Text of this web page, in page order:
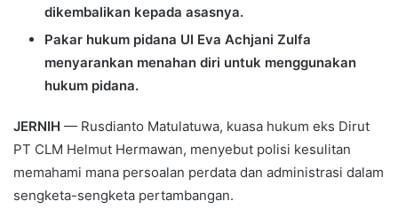
dikembalikan kepada asasnya.
Pakar hukum pidana UI Eva Achjani Zulfa
menyarankan menahan diri untuk menggunakan
hukum pidana.
JERNIH — Rusdianto Matulatuwa, kuasa hukum eks Dirut
PT CLM Helmut Hermawan, menyebut polisi kesulitan
memahami mana persoalan perdata dan administrasi dalam
sengketa-sengketa pertambangan.